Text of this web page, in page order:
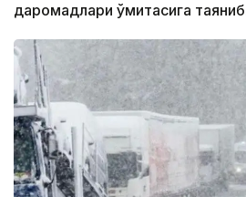
даромадлари қўмитасига